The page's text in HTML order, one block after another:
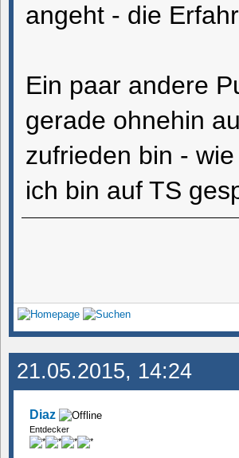
angeht - die
Ein paar andere
gerade ohnehin
zufrieden bin -
ich bin auf TS
21.05.2015, 14:24
Diaz
Entdecker